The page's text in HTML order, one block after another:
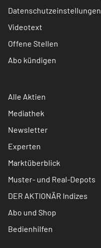
Datenschutzeinstellungen
Videotext
Offene Stellen
Abo kündigen
Alle Aktien
Mediathek
Newsletter
Experten
Marktüberblick
Muster- und Real-Depots
DER AKTIONÄR Indizes
Abo und Shop
Bedienhilfen